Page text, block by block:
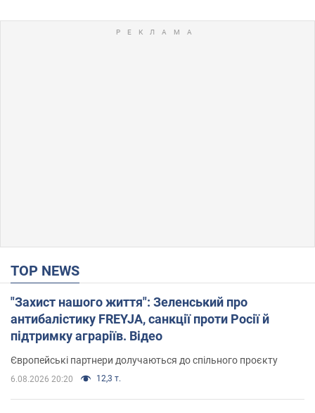
TOP NEWS
"Захист нашого життя": Зеленський про
антибалістику FREYJA, санкції проти Росії й
підтримку аграріїв. Відео
Європейські партнери долучаються до спільного проєкту
6.08.2026 20:20 12,3 т.